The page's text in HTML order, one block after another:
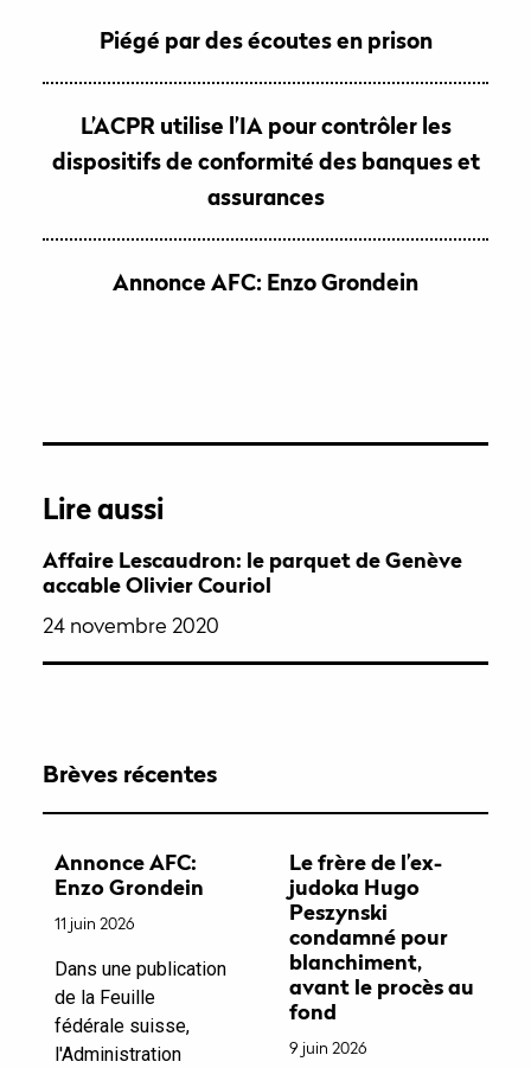
Piégé par des écoutes en prison
L’ACPR utilise l’IA pour contrôler les
dispositifs de conformité des banques et
assurances
Annonce AFC: Enzo Grondein
Lire aussi
Affaire Lescaudron: le parquet de Genève
accable Olivier Couriol
24 novembre 2020
Brèves récentes
Annonce AFC:
Enzo Grondein
11 juin 2026
Dans une publication
de la Feuille
fédérale suisse,
l'Administration
Le frère de l’ex-
judoka Hugo
Peszynski
condamné pour
blanchiment,
avant le procès au
fond
9 juin 2026